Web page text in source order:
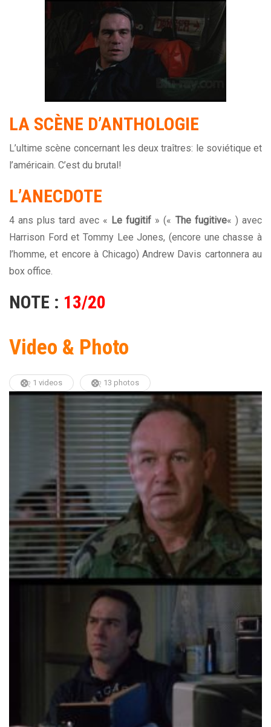
LA SCÈNE D’ANTHOLOGIE
L’ultime scène concernant les deux traîtres: le soviétique et
l’américain. C’est du brutal!
L’ANECDOTE
4 ans plus tard avec « Le fugitif » (« The fugitive« ) avec
Harrison Ford et Tommy Lee Jones, (encore une chasse à
l’homme, et encore à Chicago) Andrew Davis cartonnera au
box office.
NOTE : 13/20
Video & Photo
1 videos 13 photos